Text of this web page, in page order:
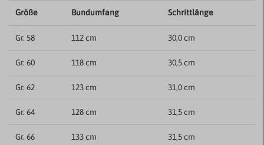
Größe Bundumfang Schrittlänge
Gr. 58 112 cm 30,0 cm
Gr. 60 118 cm 30,5 cm
Gr. 62 123 cm 31,0 cm
Gr. 64 128 cm 31,5 cm
Gr. 66 133 cm 31,5 cm